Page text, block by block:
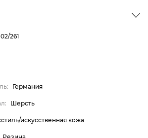
261
Германия
Шерсть
искусственная кожа